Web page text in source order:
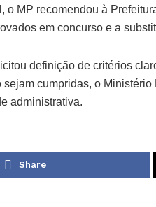
o MP recomendou à
em concurso e a
definição de critérios
sejam cumpridas, o
administrativa.
Share